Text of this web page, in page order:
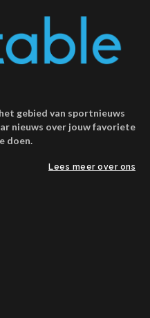
gebied van sportnieuws
nieuws over jouw favoriete
doen.
Lees meer over ons